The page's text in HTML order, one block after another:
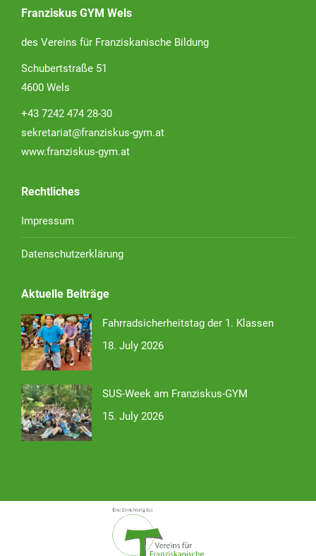
Franziskus GYM Wels
des Vereins für Franziskanische Bildung
Schubertstraße 51
4600 Wels
+43 7242 474 28-30
sekretariat@franziskus-gym.at
www.franziskus-gym.at
Rechtliches
Impressum
Datenschutzerklärung
Aktuelle Beiträge
Fahrradsicherheitstag der 1. Klassen
18. July 2026
SUS-Week am Franziskus-GYM
15. July 2026